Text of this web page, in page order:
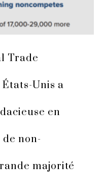
Trade
Unis a
en
non-
majorité